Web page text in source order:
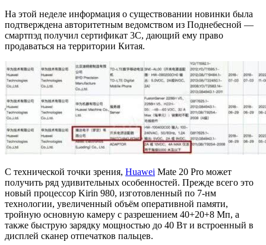
На этой неделе информация о существовании новинки была
подтверждена авторитетным ведомством из Поднебесной —
смартпэд получил сертификат 3C, дающий ему право
продаваться на территории Китая.
С технической точки зрения, Huawei Mate 20 Pro может
получить ряд удивительных особенностей. Прежде всего это
новый процессор Kirin 980, изготовленный по 7-нм
технологии, увеличенный объём оперативной памяти,
тройную основную камеру с разрешением 40+20+8 Мп, а
также быструю зарядку мощностью до 40 Вт и встроенный в
дисплей сканер отпечатков пальцев.